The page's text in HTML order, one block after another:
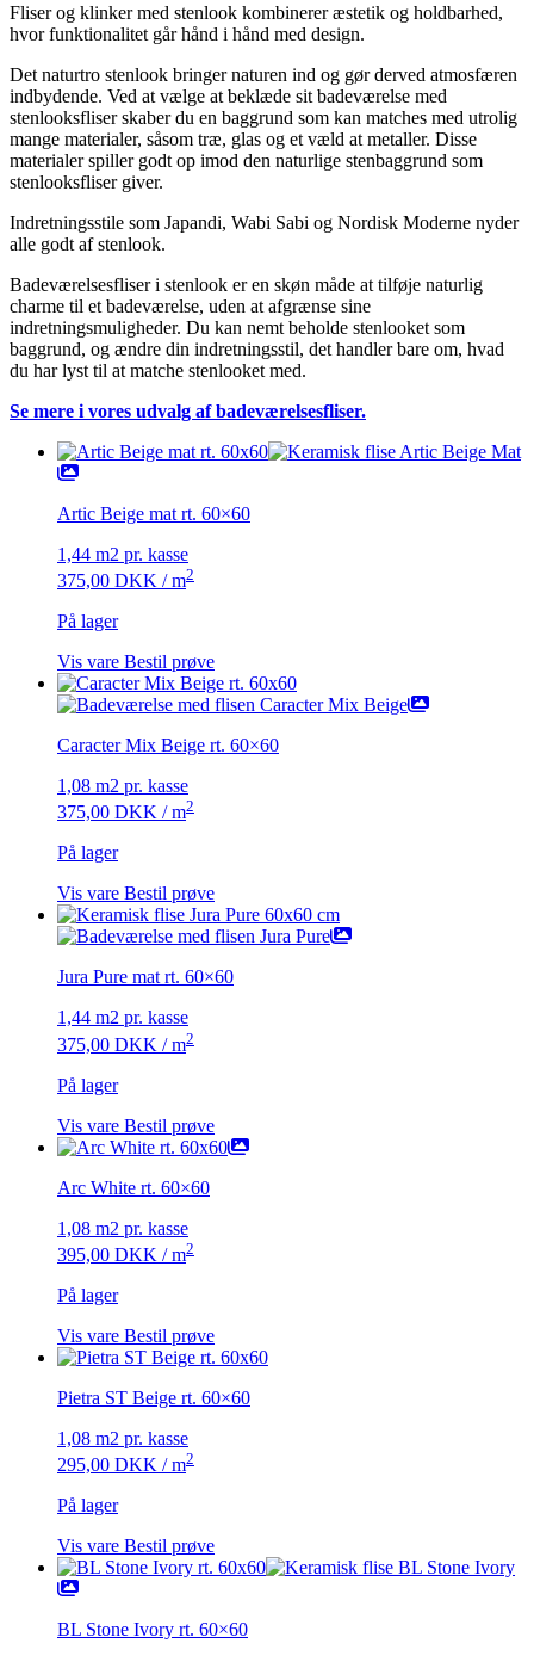
Fliser og klinker med stenlook kombinerer æstetik og holdbarhed,
hvor funktionalitet går hånd i hånd med design.
Det naturtro stenlook bringer naturen ind og gør derved atmosfæren
indbydende. Ved at vælge at beklæde sit badeværelse med
stenlooksfliser skaber du en baggrund som kan matches med utrolig
mange materialer, såsom træ, glas og et væld at metaller. Disse
materialer spiller godt op imod den naturlige stenbaggrund som
stenlooksfliser giver.
Indretningsstile som Japandi, Wabi Sabi og Nordisk Moderne nyder
alle godt af stenlook.
Badeværelsesfliser i stenlook er en skøn måde at tilføje naturlig
charme til et badeværelse, uden at afgrænse sine
indretningsmuligheder. Du kan nemt beholde stenlooket som
baggrund, og ændre din indretningsstil, det handler bare om, hvad
du har lyst til at matche stenlooket med.
Se mere i vores udvalg af badeværelsesfliser.
Artic Beige mat rt. 60×60
1,44 m2 pr. kasse
375,00 DKK / m2
På lager
Vis vare Bestil prøve
Caracter Mix Beige rt. 60×60
1,08 m2 pr. kasse
375,00 DKK / m2
På lager
Vis vare Bestil prøve
Jura Pure mat rt. 60×60
1,44 m2 pr. kasse
375,00 DKK / m2
På lager
Vis vare Bestil prøve
Arc White rt. 60×60
1,08 m2 pr. kasse
395,00 DKK / m2
På lager
Vis vare Bestil prøve
Pietra ST Beige rt. 60×60
1,08 m2 pr. kasse
295,00 DKK / m2
På lager
Vis vare Bestil prøve
BL Stone Ivory rt. 60×60